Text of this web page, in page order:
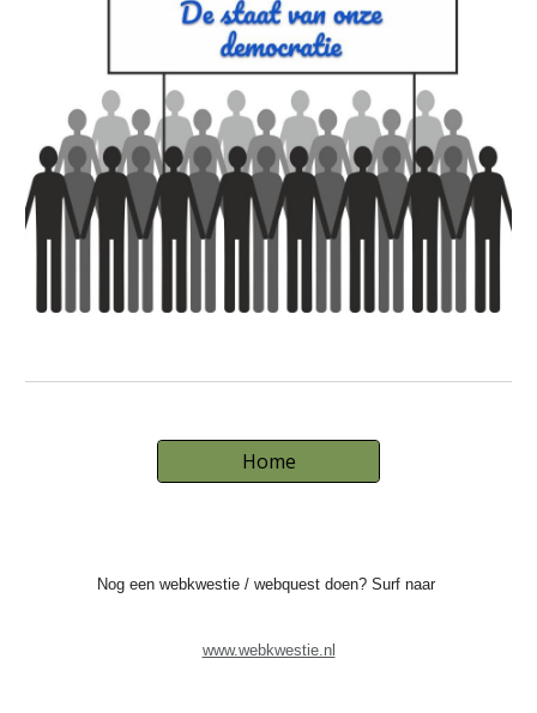
Home
Nog een webkwestie / webquest doen? Surf naar
www.webkwestie.nl